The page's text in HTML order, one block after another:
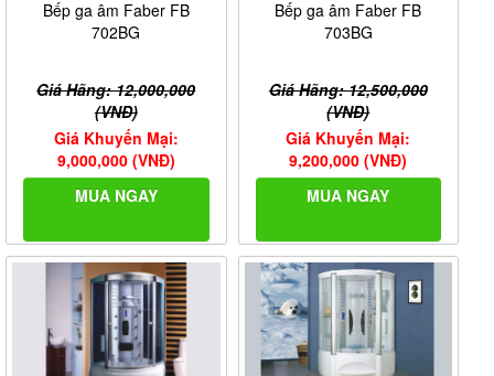
Bếp ga âm Faber FB
702BG
Giá Hãng: 12,000,000
(VNĐ)
Giá Khuyến Mại:
9,000,000 (VNĐ)
MUA NGAY
Bếp ga âm Faber FB
703BG
Giá Hãng: 12,500,000
(VNĐ)
Giá Khuyến Mại:
9,200,000 (VNĐ)
MUA NGAY